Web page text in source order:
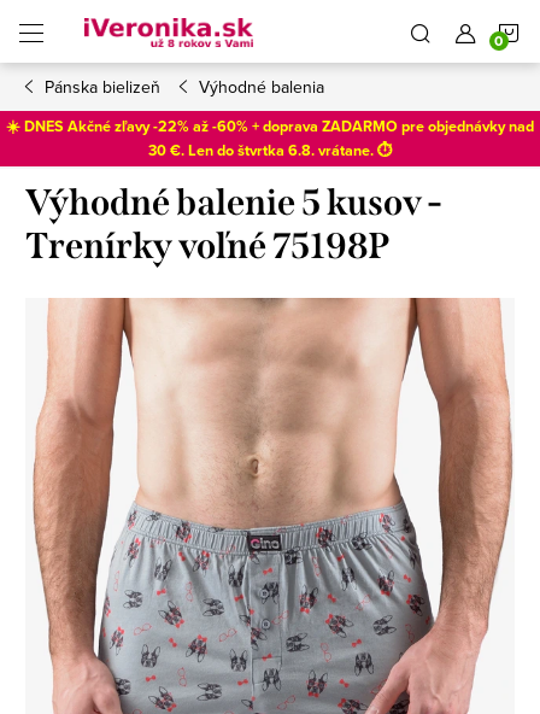
obsah
Pánska bielizeň Výhodné balenia
☀️ DNES Akčné zľavy -22% až -60% + doprava ZADARMO pre objednávky nad
30 €. Len doštvrtka 6.8. vrátane. ⏱️
Výhodné balenie 5 kusov -
Trenírky voľné 75198P